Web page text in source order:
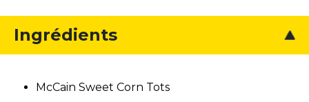
Ingrédients
McCain Sweet Corn Tots